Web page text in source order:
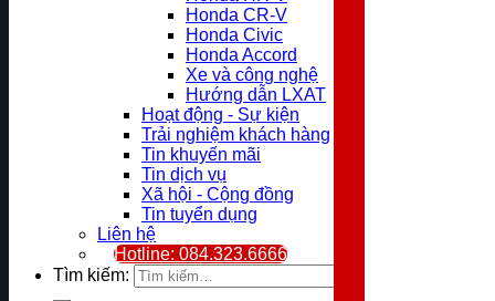
Honda CR-V
Honda Civic
Honda Accord
Xe và công nghệ
Hướng dẫn LXAT
Hoạt động - Sự kiện
Trải nghiệm khách hàng
Tin khuyến mãi
Tin dịch vụ
Xã hội - Cộng đồng
Tin tuyển dụng
Liên hệ
Hotline: 084.323.6666
Tìm kiếm: